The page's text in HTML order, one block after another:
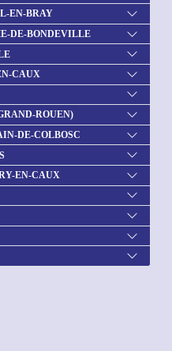
EN-BRAY
DE-BONDEVILLE
CAUX
ROUEN)
DE-COLBOSC
EN-CAUX